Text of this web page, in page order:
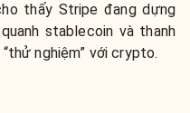
thấy Stripe đang dựng
stablecoin và thanh
nghiệm” với crypto.